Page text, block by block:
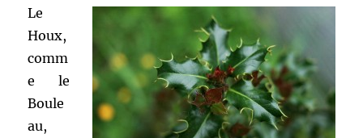
Le
Houx,
comm
e le
Boule
au,